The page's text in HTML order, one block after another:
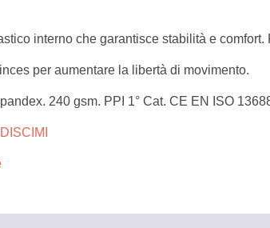
interno che garantisce stabilità e comfort.
per aumentare la libertà di movimento.
240 gsm. PPI 1° Cat. CE EN ISO